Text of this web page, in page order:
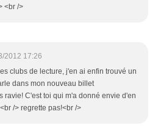
<br />
2012 17:26
clubs de lecture, j'en ai enfin trouvé un
dans mon nouveau billet
ravie! C'est toi qui m'a donné envie d'en
/> regrette pas!<br />